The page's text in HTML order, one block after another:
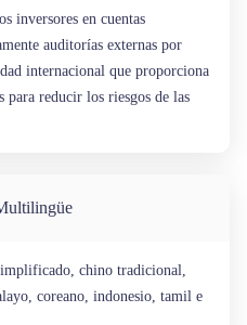
inversores en cuentas
auditorías externas por
internacional que proporciona
para reducir los riesgos de las
chino tradicional,
coreano, indonesio, tamil e